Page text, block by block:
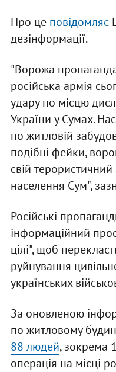
Про це повідомляє
дезінформації.
"Ворожа
російська армія
удару по місцю
України у Сумах.
по житловій
подібні фейки,
свій
населення Сум",
Російські
інформаційний
цілі", щоб
руйнування
українських
За оновленою
по житловому
88 людей, зокрема
операція на місці